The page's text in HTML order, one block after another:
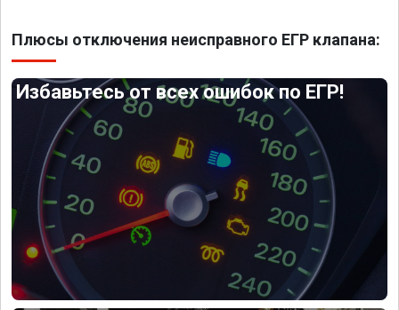
Плюсы отключения неисправного ЕГР клапана:
Избавьтесь от всех ошибок по ЕГР!